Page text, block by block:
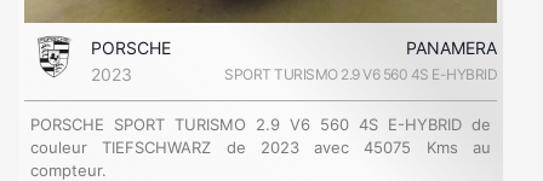
PORSCHE
PANAMERA
2023
SPORT TURISMO 2.9 V6 560 4S E-HYBRID
PORSCHE SPORT TURISMO 2.9 V6 560 4S E-HYBRID de
couleur TIEFSCHWARZ de 2023 avec 45075 Kms au
compteur.